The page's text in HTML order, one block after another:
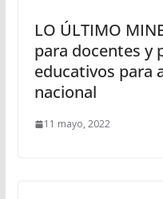
LO ÚLTIMO
para docentes y
educativos para
nacional
11 mayo, 2022